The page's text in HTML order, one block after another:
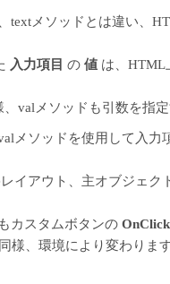
textメソッドとは違い、
入力項目 の 値 は、HTML
valメソッドも引数を指
メソッドを使用して入
レイアウト、主オブジェ
カスタムボタンの OnClick
様、環境により変わりま